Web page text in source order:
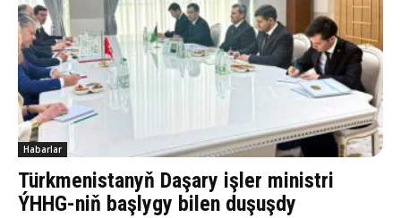
Habarlar
Türkmenistanyň Daşary işler ministri
ÝHHG-niň başlygy bilen duşuşdy